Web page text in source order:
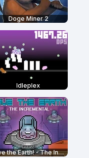
Doge Miner 2
Idleplex
Save the Earth! - The Incremental